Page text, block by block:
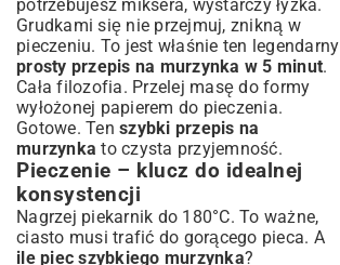
potrzebujesz miksera, wystarczy łyżka.
Grudkami się nie przejmuj, znikną w
pieczeniu. To jest właśnie ten legendarny
prosty przepis na murzynka w 5 minut.
Cała filozofia. Przelej masę do formy
wyłożonej papierem do pieczenia.
Gotowe. Ten szybki przepis na
murzynka to czysta przyjemność.
Pieczenie – klucz do idealnej
konsystencji
Nagrzej piekarnik do 180°C. To ważne,
ciasto musi trafić do gorącego pieca. A
ile piec szybkiego murzynka?